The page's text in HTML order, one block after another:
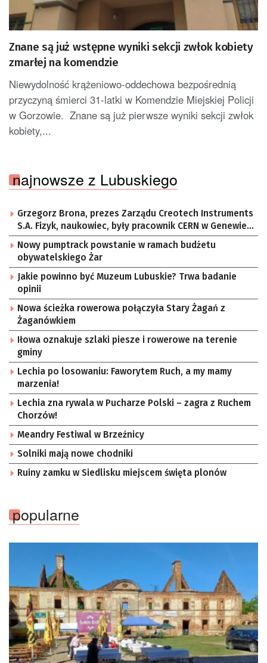
Znane są już wstępne wyniki sekcji zwłok kobiety
zmarłej na komendzie
Niewydolność krążeniowo-oddechowa bezpośrednią
przyczyną śmierci 31-latki w Komendzie Miejskiej Policji
w Gorzowie. Znane są już pierwsze wyniki sekcji zwłok
kobiety,...
najnowsze z Lubuskiego
Grzegorz Brona, prezes Zarządu Creotech Instruments
S.A. Fizyk, naukowiec, były pracownik CERN w Genewie,
przedsiębiorca i nauczyciel akademicki, doktor
habilitowany nauk fizycznych, koordynator Rady
Sektorowej ds. Kompetencji Przemysłu Lotniczo-
Kosmicznego oraz członek Komitetu Badań
Kosmicznych i Satelitarnych PAN.
Nowy pumptrack powstanie w ramach budżetu
obywatelskiego Żar
Jakie powinno być Muzeum Lubuskie? Trwa badanie
opinii
Nowa ścieżka rowerowa połączyła Stary Żagań z
Żaganówkiem
Iłowa oznakuje szlaki piesze i rowerowe na terenie
gminy
Lechia po losowaniu: Faworytem Ruch, a my mamy
marzenia!
Lechia zna rywala w Pucharze Polski – zagra z Ruchem
Chorzów!
Meandry Festiwal w Brzeźnicy
Solniki mają nowe chodniki
Ruiny zamku w Siedlisku miejscem święta plonów
popularne